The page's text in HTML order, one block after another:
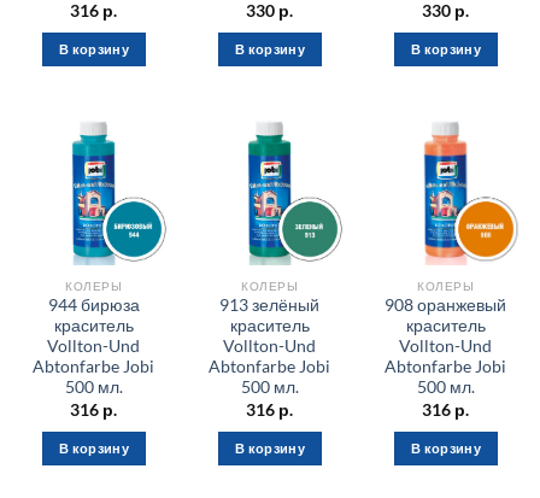
316 р.
В корзину
330 р.
В корзину
330 р.
В корзину
КОЛЕРЫ
944 бирюза
краситель
Vollton-Und
Abtonfarbe Jobi
500 мл.
316 р.
В корзину
КОЛЕРЫ
913 зелёный
краситель
Vollton-Und
Abtonfarbe Jobi
500 мл.
316 р.
В корзину
КОЛЕРЫ
908 оранжевый
краситель
Vollton-Und
Abtonfarbe Jobi
500 мл.
316 р.
В корзину